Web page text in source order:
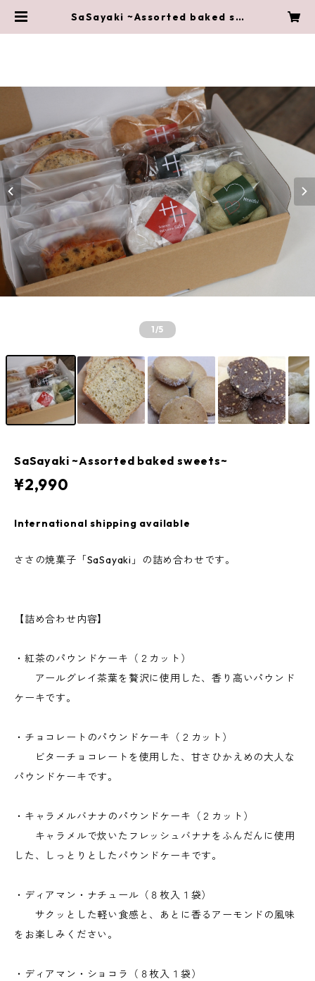
SaSayaki ~Assorted baked sw
1/5
SaSayaki ~Assorted baked sweets~
¥2,990
International shipping available
ささの焼菓子「SaSayaki」の詰め合わせです。
【詰め合わせ内容】
・紅茶のパウンドケーキ（２カット）
アールグレイ茶葉を贅沢に使用した、香り高いパウンド
ケーキです。
・チョコレートのパウンドケーキ（２カット）
ビターチョコレートを使用した、甘さひかえめの大人な
パウンドケーキです。
・キャラメルバナナのパウンドケーキ（２カット）
キャラメルで炊いたフレッシュバナナをふんだんに使用
した、しっとりとしたパウンドケーキです。
・ディアマン・ナチュール（８枚入１袋）
サクッとした軽い食感と、あとに香るアーモンドの風味
をお楽しみください。
・ディアマン・ショコラ（８枚入１袋）